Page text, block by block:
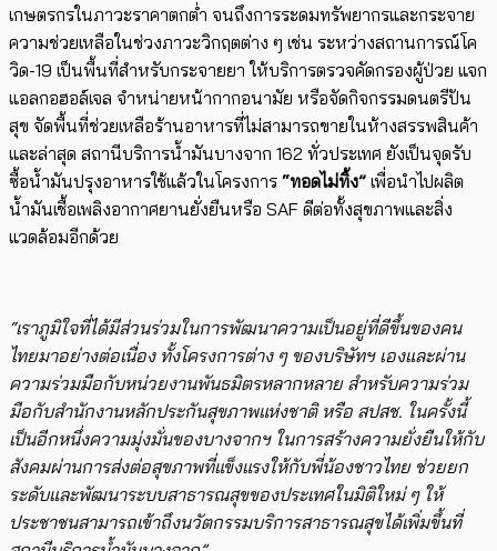
เกษตรกรในภาวะราคาตกต่ำ จนถึงการระดมทรัพยากรและกระจาย
ความช่วยเหลือในช่วงภาวะวิกฤตต่าง ๆ เช่น ระหว่างสถานการณ์โค
วิด-19 เป็นพื้นที่สำหรับกระจายยา ให้บริการตรวจคัดกรองผู้ป่วย แจก
แอลกอฮอล์เจล จำหน่ายหน้ากากอนามัย หรือจัดกิจกรรมดนตรีปัน
สุข จัดพื้นที่ช่วยเหลือร้านอาหารที่ไม่สามารถขายในห้างสรรพสินค้า
และล่าสุด สถานีบริการน้ำมันบางจาก 162 ทั่วประเทศ ยังเป็นจุดรับ
ซื้อน้ำมันปรุงอาหารใช้แล้วในโครงการ “ทอดไม่ทิ้ง” เพื่อนำไปผลิต
น้ำมันเชื้อเพลิงอากาศยานยั่งยืนหรือ SAF ดีต่อทั้งสุขภาพและสิ่ง
แวดล้อมอีกด้วย
“เราภูมิใจที่ได้มีส่วนร่วมในการพัฒนาความเป็นอยู่ที่ดีขึ้นของคน
ไทยมาอย่างต่อเนื่อง ทั้งโครงการต่าง ๆ ของบริษัทฯ เองและผ่าน
ความร่วมมือกับหน่วยงานพันธมิตรหลากหลาย สำหรับความร่วม
มือกับสำนักงานหลักประกันสุขภาพแห่งชาติ หรือ สปสช. ในครั้งนี้
เป็นอีกหนึ่งความมุ่งมั่นของบางจากฯ ในการสร้างความยั่งยืนให้กับ
สังคมผ่านการส่งต่อสุขภาพที่แข็งแรงให้กับพี่น้องชาวไทย ช่วยยก
ระดับและพัฒนาระบบสาธารณสุขของประเทศในมิติใหม่ ๆ ให้
ประชาชนสามารถเข้าถึงนวัตกรรมบริการสาธารณสุขได้เพิ่มขึ้นที่